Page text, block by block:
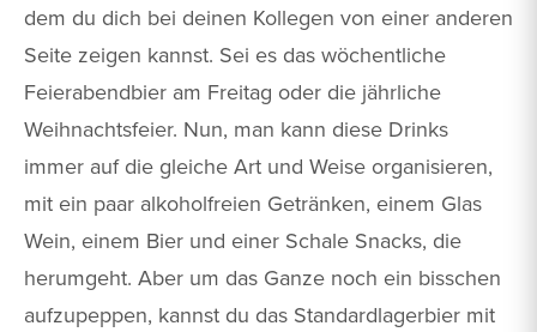
dem du dich bei deinen Kollegen von einer anderen
Seite zeigen kannst. Sei es das wöchentliche
Feierabendbier am Freitag oder die jährliche
Weihnachtsfeier. Nun, man kann diese Drinks
immer auf die gleiche Art und Weise organisieren,
mit ein paar alkoholfreien Getränken, einem Glas
Wein, einem Bier und einer Schale Snacks, die
herumgeht. Aber um das Ganze noch ein bisschen
aufzupeppen, kannst du das Standardlagerbier mit